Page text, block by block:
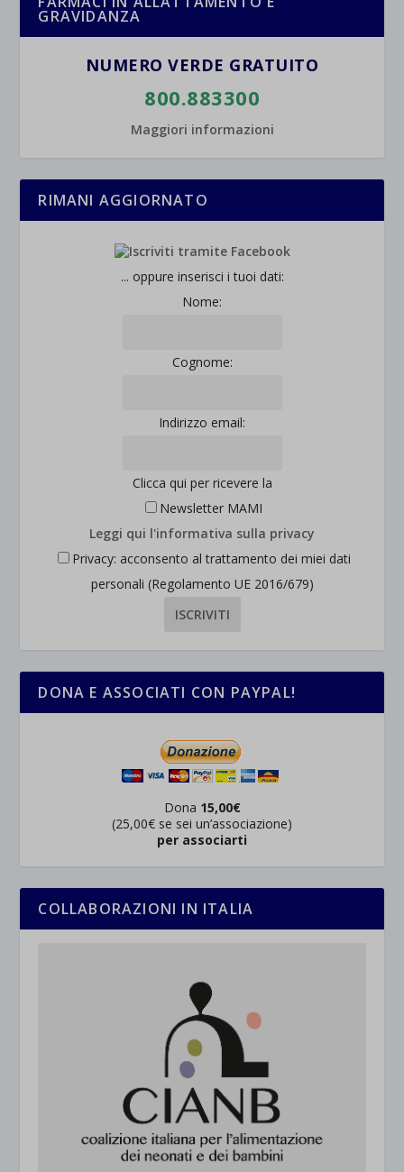
GRAVIDANZA
NUMERO VERDE GRATUITO
800.883300
Maggiori informazioni
RIMANI AGGIORNATO
... oppure inserisci i tuoi dati:
Nome:
Cognome:
Indirizzo email:
Clicca qui per ricevere la
Newsletter MAMI
Leggi qui l'informativa sulla privacy
Privacy: acconsento al trattamento dei miei dati
personali (Regolamento UE 2016/679)
DONA E ASSOCIATI CON PAYPAL!
Dona 15,00€
(25,00€ se sei un’associazione)
per associarti
COLLABORAZIONI IN ITALIA